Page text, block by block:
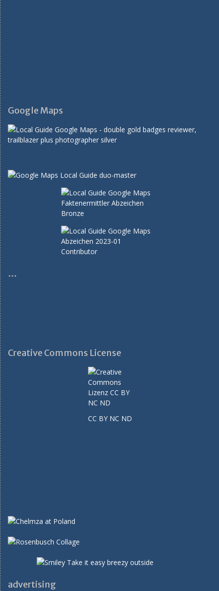
Google Maps
…
Creative Commons License
CC BY NC ND
advertising